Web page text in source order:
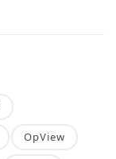
OpView